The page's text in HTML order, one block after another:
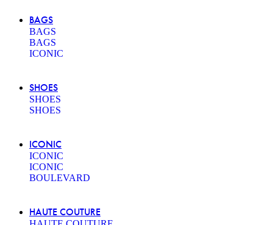
BAGS
BAGS
BAGS
ICONIC
SHOES
SHOES
SHOES
ICONIC
ICONIC
ICONIC
BOULEVARD
HAUTE COUTURE